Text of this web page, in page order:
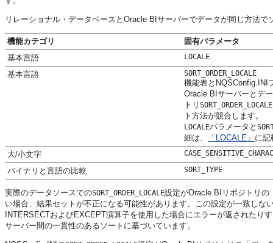
リレーショナル・データベースと Oracle BIサーバーでデータが同じ方法で
機能カテゴリ
固有パラメータ
基本言語
LOCALE
基本言語 SORT_ORDER_LOCALE
機能表とNQSConfig.INI
Oracle BIサーバー とデ
トリ SORT_ORDER_LOCALE
ト方法が競合します。
LOCALEパラメータと
細は、 「LOCALE」 に記
大/小文字
バイナリと言語の比較 SORT_TYPE
実際のデータソースでのSORT_ORDER_LOCALE設定がOracle BIリポジトリの
い場合、結果セットが不正になる可能性があります。この設定が一致し
INTERSECTおよびEXCEPT演算子を使用した場合にエラーが返された
サーバー間の一貫性のあるソートに基づいています。